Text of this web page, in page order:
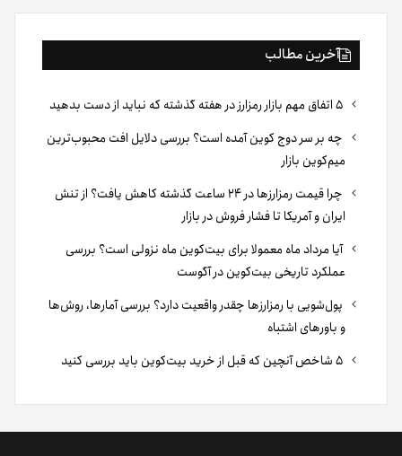
آخرین مطالب
چه بر سر دوج کوین آمده است؟ بررسی دلایل افت محبوب‌ترین
میم‌کوین بازار
چرا قیمت رمزارزها در ۲۴ ساعت گذشته کاهش یافت؟ از تنش
ایران و آمریکا تا فشار فروش در بازار
آیا مرداد ماه معمولا برای بیت‌کوین ماه نزولی است؟ بررسی
عملکرد تاریخی بیت‌کوین در آگوست
پول‌شویی با رمزارزها چقدر واقعیت دارد؟ بررسی آمارها، روش‌ها
و باورهای اشتباه